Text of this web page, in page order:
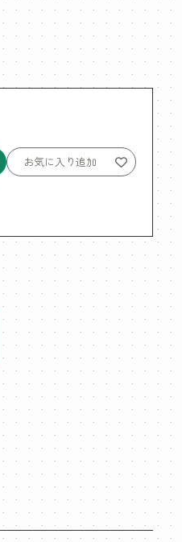
お気に入り追加